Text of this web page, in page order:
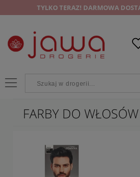
TYLKO TERAZ! DARMOWA
FARBY DO